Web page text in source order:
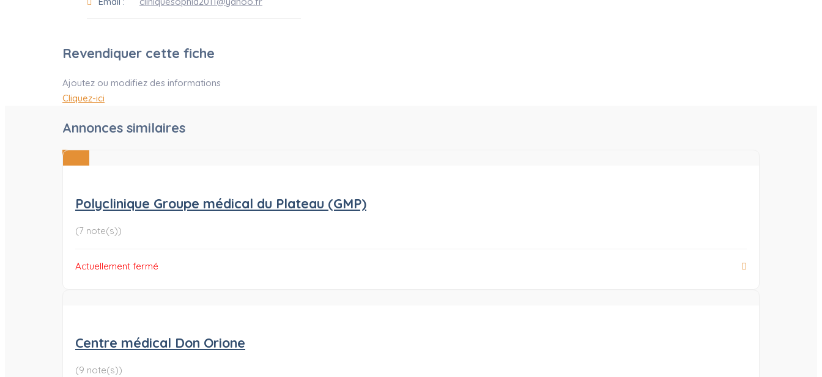
Revendiquer cette fiche
Ajoutez ou modifiez des informations
Cliquez-ici
Annonces similaires
Polyclinique Groupe médical du Plateau (GMP)
(7 note(s))
Actuellement fermé
Centre médical Don Orione
(9 note(s))